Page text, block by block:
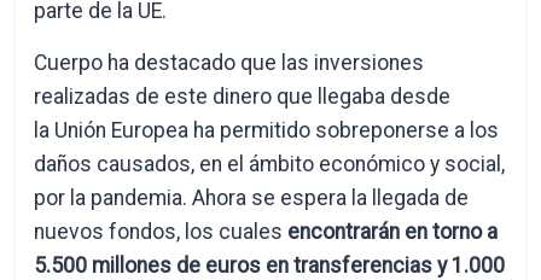
parte de la UE.
Cuerpo ha destacado que las inversiones
realizadas de este dinero que llegaba desde
la Unión Europea ha permitido sobreponerse a los
daños causados, en el ámbito económico y social,
por la pandemia. Ahora se espera la llegada de
nuevos fondos, los cuales encontrarán en torno a
5.500 millones de euros en transferencias y 1.000